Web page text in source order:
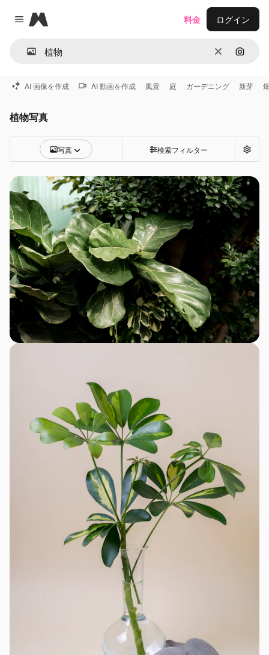
Close menu
Magnific
消去 画像で
料金 ログイン
AI 画像を作成 AI 動画を作成 風景 庭 ガーデニング 新芽
植物写真
写真 検索フィルター